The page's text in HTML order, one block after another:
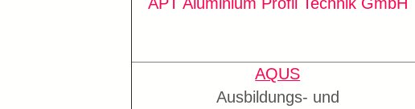
AQUS
Ausbildungs- und